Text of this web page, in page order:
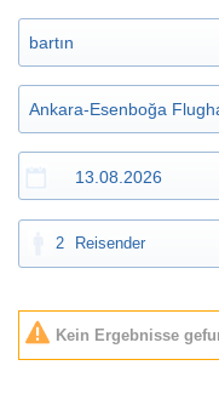
2 Reisender
Kein Ergebnisse